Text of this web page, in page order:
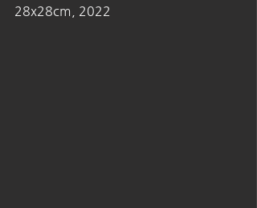
28x28cm, 2022